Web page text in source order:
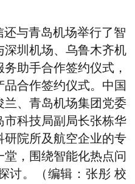
与青岛机场举行了智
圳机场、乌鲁木齐机
助手合作签约仪式，
合作签约仪式。中国
、青岛机场集团党委
科技局副局长张栋华
院所及航空企业的专
，围绕智能化热点问
讨。（编辑：张彤 校